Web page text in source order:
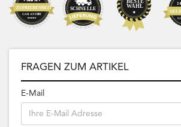
FRAGEN ZUM ARTIKEL
E-Mail